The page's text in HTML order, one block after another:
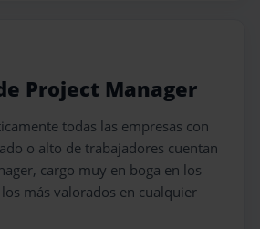
Project Manager
todas las empresas con
o alto de trabajadores cuentan
cargo muy en boga en los
más valorados en cualquier